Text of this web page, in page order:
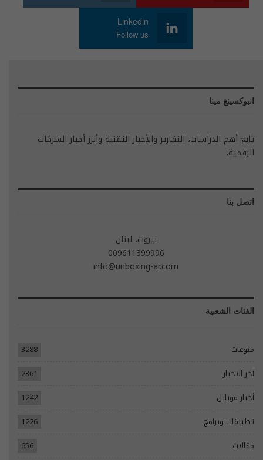
Linkedin
Follow us
انبوكسينغ مينا
تابع أهم الدراسات، التقارير والأخبار التقنية وأبرز أخبار الشركات
الرقمية.
اتصل بنا
بيروت، لبنان
009611399996
info@unboxing-ar.com
الفئات الشعبية
منوعات
3288
آخر الاخبار
2361
أخبار موبايل
1242
تطبيقات وبرامج
1226
مقالات
656